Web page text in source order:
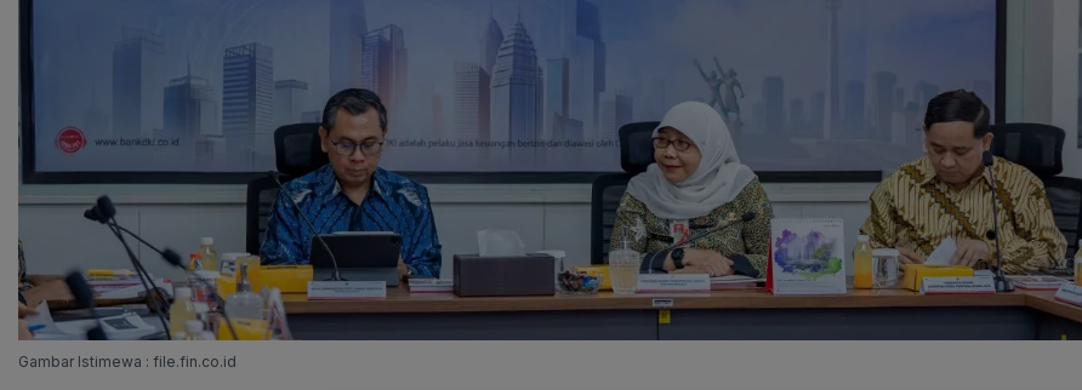
Gambar Istimewa : file.fin.co.id